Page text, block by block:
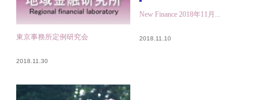
東京事務所定例研究会
2018.11.30
New Finance 2018年11月...
2018.11.10